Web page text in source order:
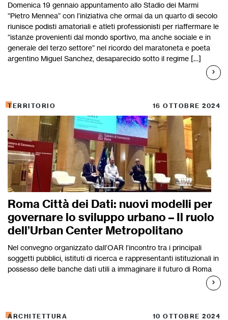
Domenica 19 gennaio appuntamento allo Stadio dei Marmi
“Pietro Mennea” con l’iniziativa che ormai da un quarto di secolo
riunisce podisti amatoriali e atleti professionisti per riaffermare le
“istanze provenienti dal mondo sportivo, ma anche sociale e in
generale del terzo settore” nel ricordo del maratoneta e poeta
argentino Miguel Sanchez, desaparecido sotto il regime […]
TERRITORIO 16 OTTOBRE 2024
Roma Città dei Dati: nuovi modelli per
governare lo sviluppo urbano – Il ruolo
dell’Urban Center Metropolitano
Nel convegno organizzato dall’OAR l’incontro tra i principali
soggetti pubblici, istituti di ricerca e rappresentanti istituzionali in
possesso delle banche dati utili a immaginare il futuro di Roma
ARCHITETTURA 10 OTTOBRE 2024